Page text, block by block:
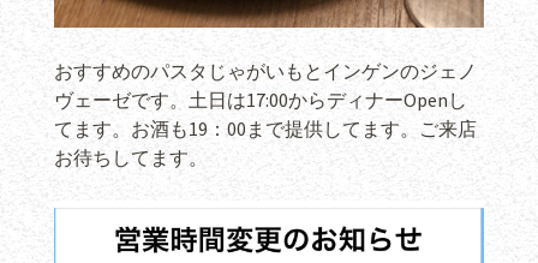
おすすめのパスタじゃがいもとインゲンのジェノ
ヴェーゼです。土日は17:00からディナーOpenし
てます。お酒も19：00まで提供してます。ご来店
お待ちしてます。